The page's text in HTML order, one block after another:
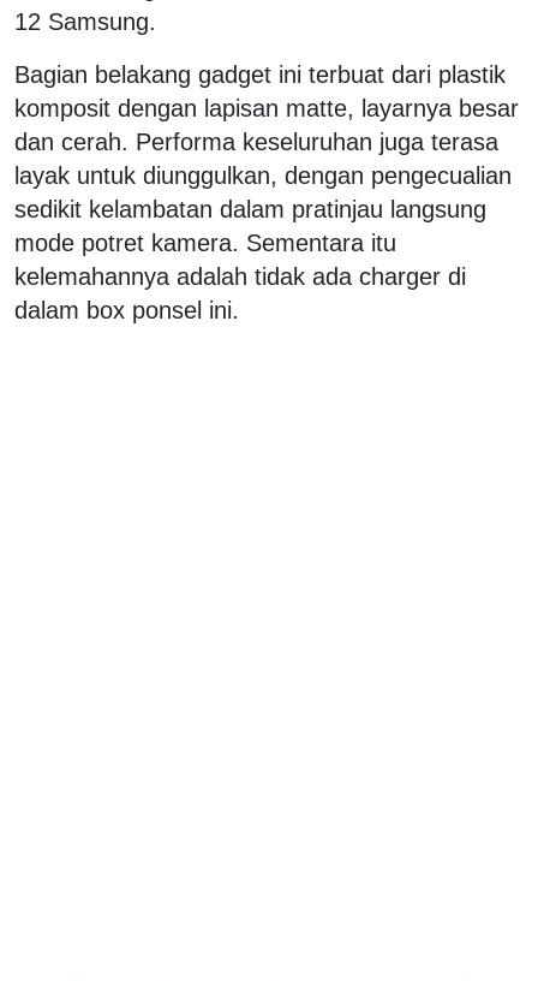
12 Samsung.
Bagian belakang gadget ini terbuat dari plastik
komposit dengan lapisan matte, layarnya besar
dan cerah. Performa keseluruhan juga terasa
layak untuk diunggulkan, dengan pengecualian
sedikit kelambatan dalam pratinjau langsung
mode potret kamera. Sementara itu
kelemahannya adalah tidak ada charger di
dalam box ponsel ini.